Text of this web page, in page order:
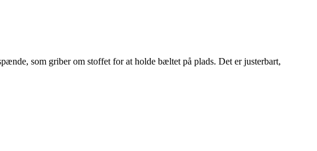
som griber om stoffet for at holde bæltet på plads. Det er justerbart,